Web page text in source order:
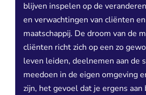
blijven inspelen op de
en verwachtingen van cliënten
maatschappij. De droom van de
cliënten richt zich op een zo
leven leiden, deelnemen aan de
meedoen in de eigen omgeving
zijn, het gevoel dat je ergens aan